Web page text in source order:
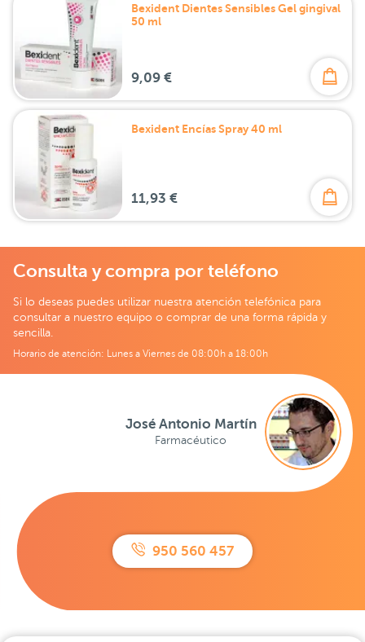
Bexident Dientes Sensibles Gel gingival
50 ml
9,09 €
Bexident Encías Spray 40 ml
11,93 €
Consulta y compra por teléfono
Si lo deseas puedes utilizar nuestra atención telefónica para
consultar a nuestro equipo o comprar de una forma rápida y
sencilla.
Horario de atención: Lunes a Viernes de 08:00h a 18:00h
950 560 457
José Antonio Martín
Farmacéutico